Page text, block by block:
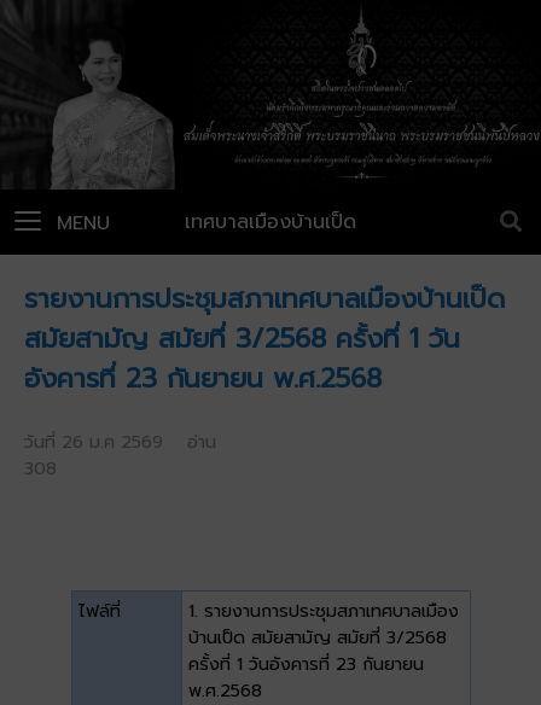
เทศบาลเมืองบ้านเป็ด
MENU
รายงานการประชุมสภาเทศบาลเมืองบ้านเป็ด
สมัยสามัญ สมัยที่ 3/2568 ครั้งที่ 1 วัน
อังคารที่ 23 กันยายน พ.ศ.2568
วันที่ 26 ม.ค 2569 อ่าน
308
ไฟล์ที่
1. รายงานการประชุมสภาเทศบาลเมือง
บ้านเป็ด สมัยสามัญ สมัยที่ 3/2568
ครั้งที่ 1 วันอังคารที่ 23 กันยายน
พ.ศ.2568